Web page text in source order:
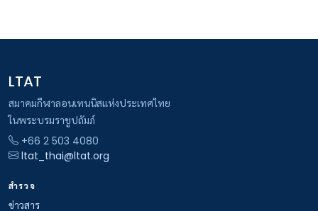
LTAT
สมาคมกีฬาลอนเทนนิสแห่งประเทศไทย
ในพระบรมราชูปถัมภ์
+66 2 503 4080
ltat_thai@ltat.org
สำรวจ
ข่าวสาร